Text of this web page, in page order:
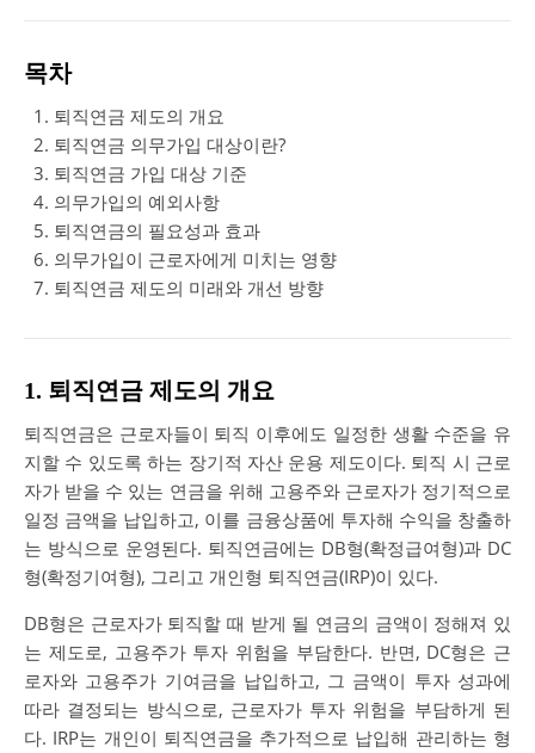
목차
퇴직연금 제도의 개요
퇴직연금 의무가입 대상이란?
퇴직연금 가입 대상 기준
의무가입의 예외사항
퇴직연금의 필요성과 효과
의무가입이 근로자에게 미치는 영향
퇴직연금 제도의 미래와 개선 방향
1. 퇴직연금 제도의 개요
퇴직연금은 근로자들이 퇴직 이후에도 일정한 생활 수준을 유
지할 수 있도록 하는 장기적 자산 운용 제도이다. 퇴직 시 근로
자가 받을 수 있는 연금을 위해 고용주와 근로자가 정기적으로
일정 금액을 납입하고, 이를 금융상품에 투자해 수익을 창출하
는 방식으로 운영된다. 퇴직연금에는 DB형(확정급여형)과 DC
형(확정기여형), 그리고 개인형 퇴직연금(IRP)이 있다.
DB형은 근로자가 퇴직할 때 받게 될 연금의 금액이 정해져 있
는 제도로, 고용주가 투자 위험을 부담한다. 반면, DC형은 근
로자와 고용주가 기여금을 납입하고, 그 금액이 투자 성과에
따라 결정되는 방식으로, 근로자가 투자 위험을 부담하게 된
다. IRP는 개인이 퇴직연금을 추가적으로 납입해 관리하는 형